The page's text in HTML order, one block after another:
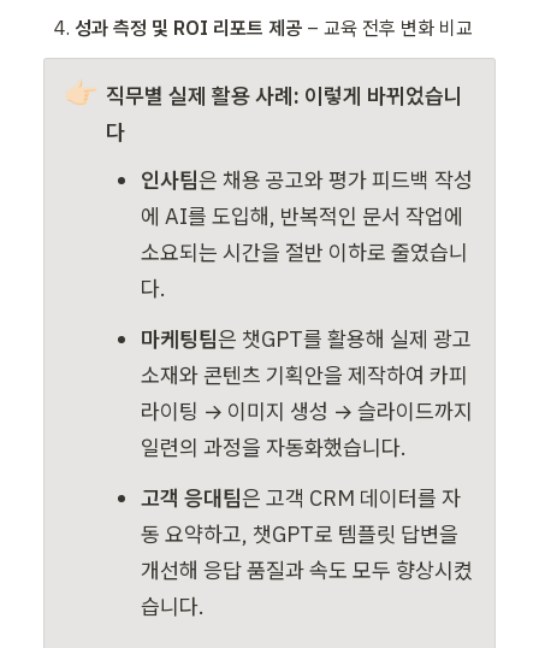
성과 측정 및 ROI 리포트 제공 – 교육 전후 변화 비교
👉🏻 직무별 실제 활용 사례: 이렇게 바뀌었습니
다
인사팀은 채용 공고와 평가 피드백 작성
에 AI를 도입해, 반복적인 문서 작업에
소요되는 시간을 절반 이하로 줄였습니
다.
마케팅팀은 챗GPT를 활용해 실제 광고
소재와 콘텐츠 기획안을 제작하여 카피
라이팅 → 이미지 생성 → 슬라이드까지
일련의 과정을 자동화했습니다.
고객 응대팀은 고객 CRM 데이터를 자
동 요약하고, 챗GPT로 템플릿 답변을
개선해 응답 품질과 속도 모두 향상시켰
습니다.